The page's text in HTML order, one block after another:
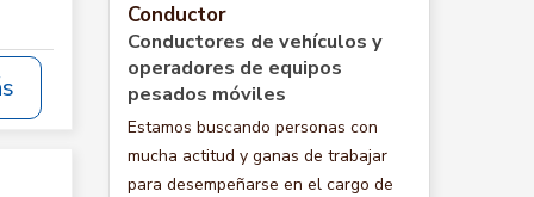
Conductor
Conductores de vehículos y
operadores de equipos
pesados móviles
Estamos buscando personas con
mucha actitud y ganas de trabajar
para desempeñarse en el cargo de